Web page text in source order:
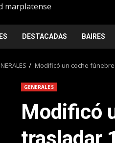
marplatense
DESTACADAS BAIRES
Modificó un coche
GENERALES
Modificó